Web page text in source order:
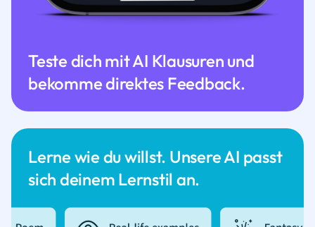
Lerne wie du willst. Unsere AI passt
sich deinem Lernstil an.
Teste dich mit AI Klausuren und
bekomme direktes Feedback.